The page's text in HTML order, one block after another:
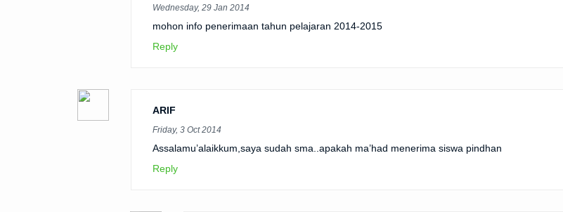
Wednesday, 29 Jan 2014
mohon info penerimaan tahun pelajaran 2014-2015
Reply
ARIF
Friday, 3 Oct 2014
Assalamu’alaikkum,saya sudah sma..apakah ma’had menerima siswa pindhan
Reply